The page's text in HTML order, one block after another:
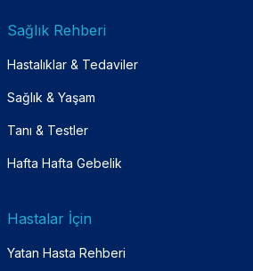
Sağlık Rehberi
Hastalıklar & Tedaviler
Sağlık & Yaşam
Tanı & Testler
Hafta Hafta Gebelik
Hastalar İçin
Yatan Hasta Rehberi